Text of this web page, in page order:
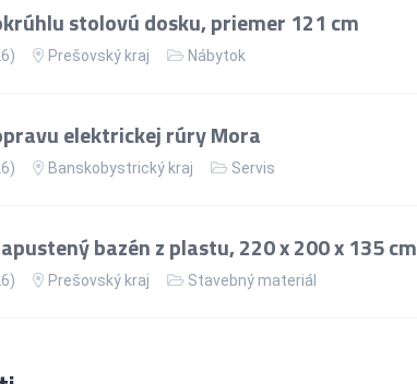
stolovú dosku, priemer 121 cm
Prešovský kraj Nábytok
elektrickej rúry Mora
Banskobystrický kraj Servis
bazén z plastu, 220 x 200 x 135 cm
Prešovský kraj Stavebný materiál